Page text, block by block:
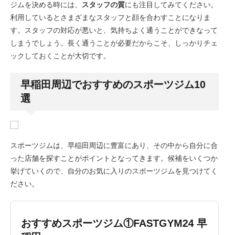
ジムを決める時には、 スタッフの質にも注目してみてください。
利用しているとさまざまなスタッフと顔を合わすことになりま
す。スタッフの対応が悪いと、気持ちよく通うことができなって
しまうでしょう。長く通うことが必要だからこそ、しっかりチェ
ックしておくことが大切です。
早稲田周辺でおすすめのスポーツジム10
選
スポーツジムは、早稲田周辺に豊富にあり、その中から自分に合
った店舗を探すことがポイントとなってきます。候補をいくつか
挙げていくので、自分のお気に入りのスポーツジムを見つけてく
ださい。
おすすめスポーツジム①FASTGYM24 早